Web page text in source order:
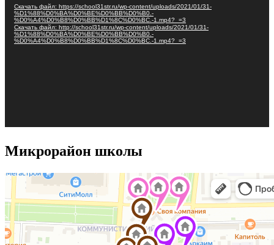
Скачать файл: https://school31str.ru/wp-content/uploads/2021/01/31-
%D1%88%D0%BA%D0%BE%D0%BB%D0%B0.-
%D0%A4%D0%B8%D0%BB%D1%8C%D0%BC.-1.mp4?_=3
Скачать файл: http://school31str.ru/wp-content/uploads/2021/01/31-
%D1%88%D0%BA%D0%BE%D0%BB%D0%B0.-
%D0%A4%D0%B8%D0%BB%D1%8C%D0%BC.-1.mp4?_=3
Микрорайон школы